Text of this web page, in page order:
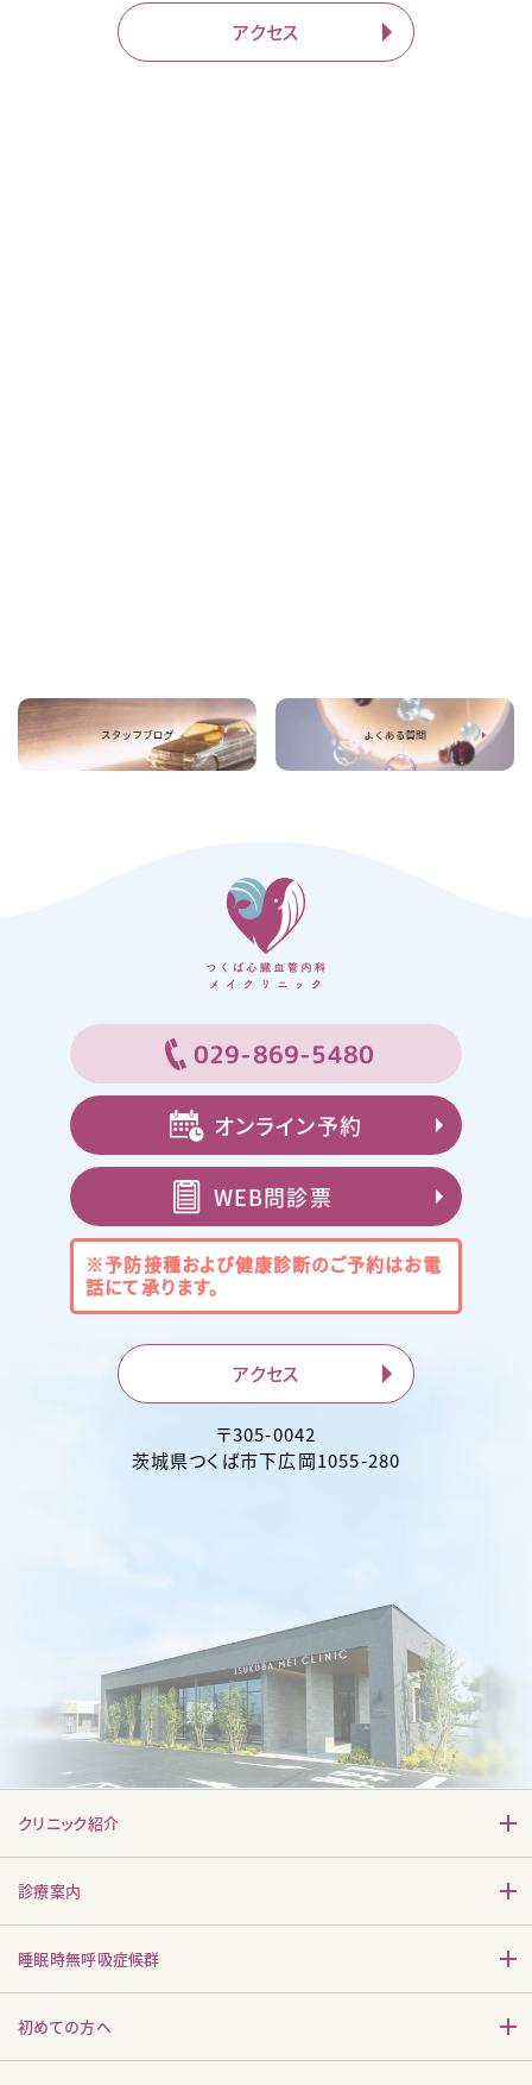
アクセス
029-869-5480
オンライン予約
WEB問診票
※予防接種および健康診断のご予約はお電
話にて承ります。
アクセス
〒305-0042
茨城県つくば市下広岡1055-280
クリニック紹介
診療案内
睡眠時無呼吸症候群
初めての方へ